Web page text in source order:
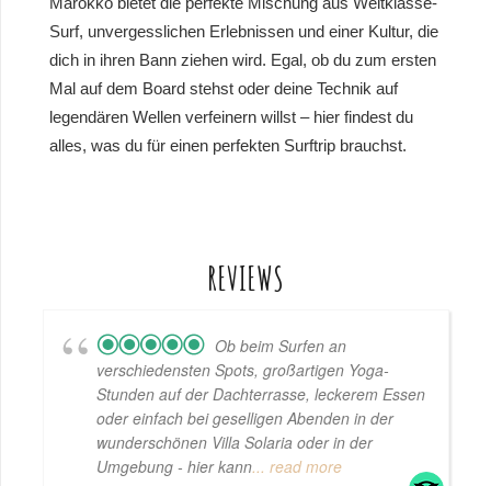
Surf, unvergesslichen Erlebnissen und einer Kultur, die
dich in ihren Bann ziehen wird. Egal, ob du zum ersten
Mal auf dem Board stehst oder deine Technik auf
legendären Wellen verfeinern willst – hier findest du
alles, was du für einen perfekten Surftrip brauchst.
REVIEWS
Ob beim Surfen an
verschiedensten Spots, großartigen Yoga-
Stunden auf der Dachterrasse, leckerem Essen
oder einfach bei geselligen Abenden in der
wunderschönen Villa Solaria oder in der
Umgebung - hier kann... read more